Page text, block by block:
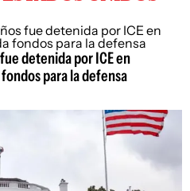
detenida por ICE en
para la defensa